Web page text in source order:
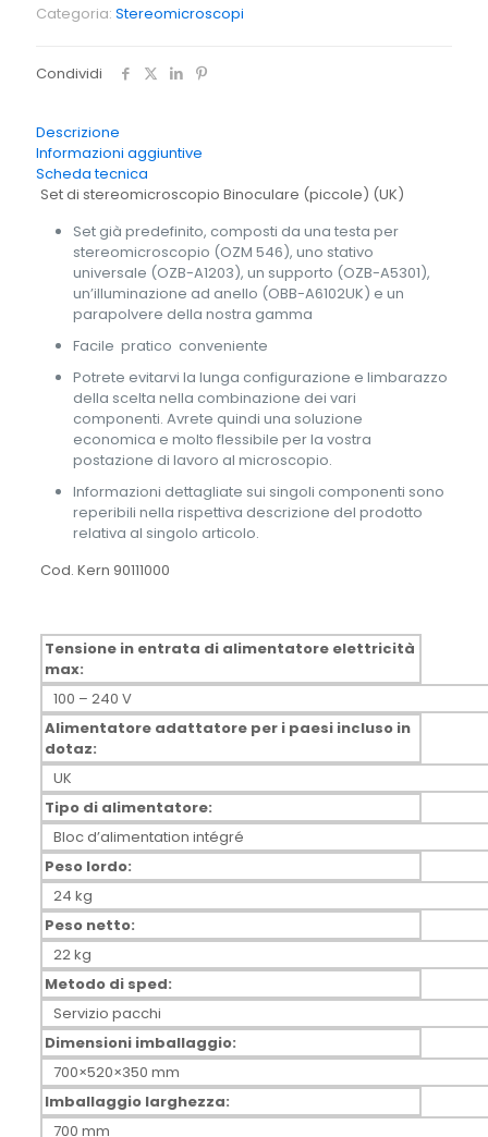
922UK
Categoria: Stereomicroscopi
Condividi
Descrizione
Informazioni aggiuntive
Scheda tecnica
Set di stereomicroscopio Binoculare (piccole) (UK)
Set già predefinito, composti da una testa per
stereomicroscopio (OZM 546), uno stativo
universale (OZB-A1203), un supporto (OZB-A5301),
un’illuminazione ad anello (OBB-A6102UK) e un
parapolvere della nostra gamma
Facile  pratico  conveniente
Potrete evitarvi la lunga configurazione e limbarazzo
della scelta nella combinazione dei vari
componenti. Avrete quindi una soluzione
economica e molto flessibile per la vostra
postazione di lavoro al microscopio.
Informazioni dettagliate sui singoli componenti sono
reperibili nella rispettiva descrizione del prodotto
relativa al singolo articolo.
Cod. Kern 90111000
Tensione in entrata di alimentatore elettricità
max:
100 – 240 V
Alimentatore adattatore per i paesi incluso in
dotaz:
UK
Tipo di alimentatore:
Bloc d’alimentation intégré
Peso lordo:
24 kg
Peso netto:
22 kg
Metodo di sped:
Servizio pacchi
Dimensioni imballaggio:
700×520×350 mm
Imballaggio larghezza:
700 mm